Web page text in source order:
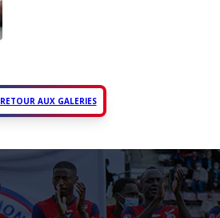
RETOUR AUX GALERIES